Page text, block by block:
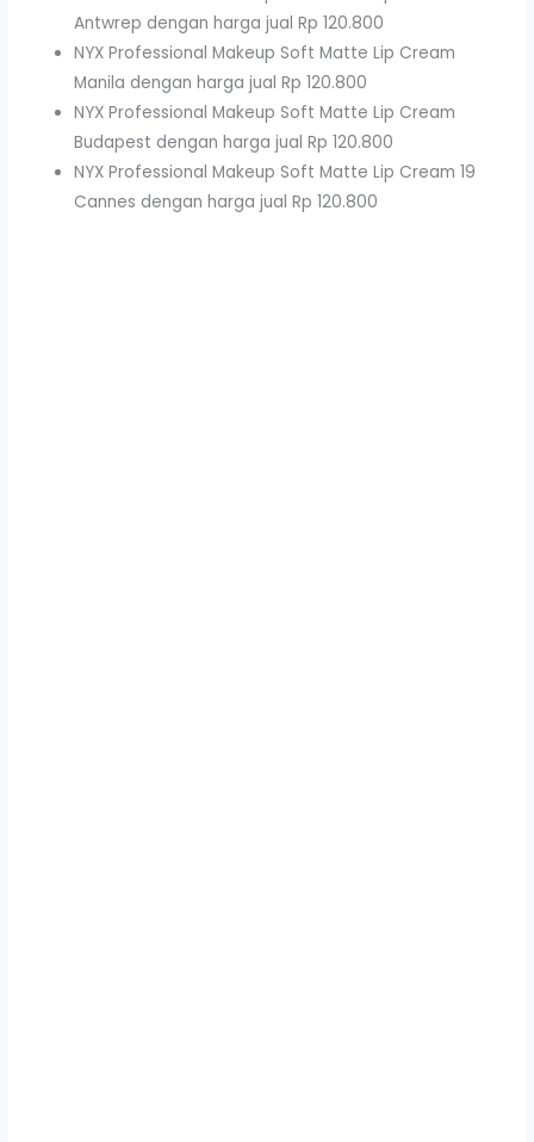
Antwrep dengan harga jual Rp 120.800
NYX Professional Makeup Soft Matte Lip Cream
Manila dengan harga jual Rp 120.800
NYX Professional Makeup Soft Matte Lip Cream
Budapest dengan harga jual Rp 120.800
NYX Professional Makeup Soft Matte Lip Cream 19
Cannes dengan harga jual Rp 120.800